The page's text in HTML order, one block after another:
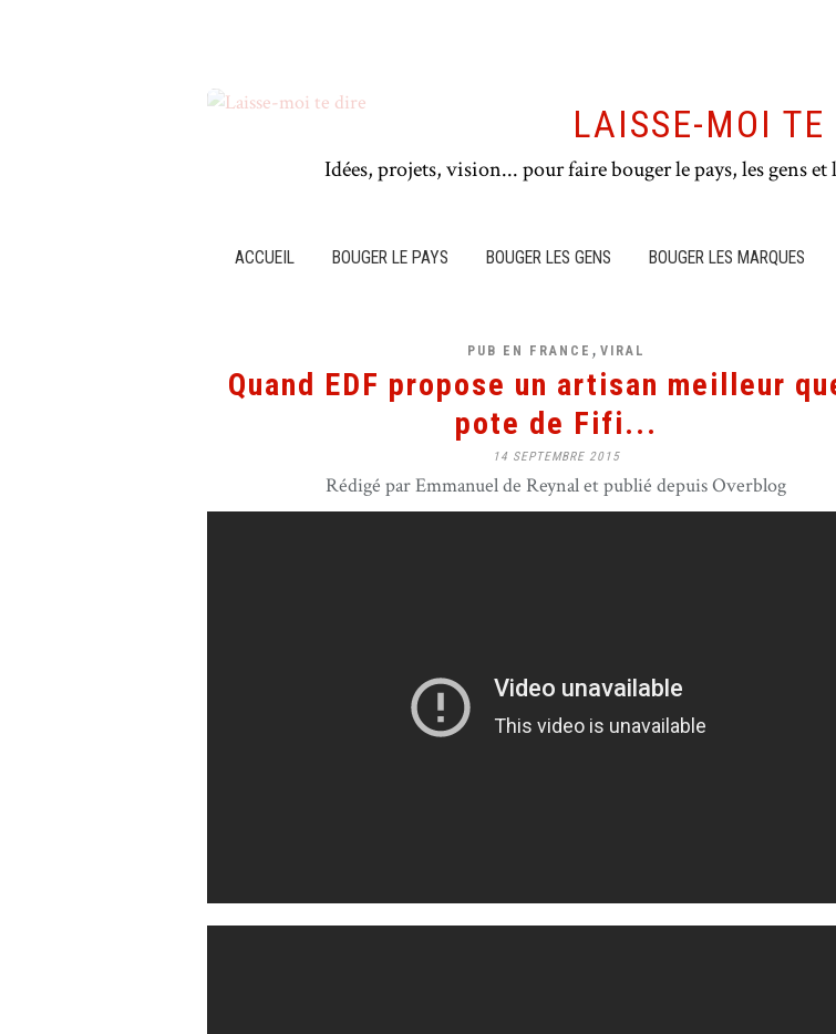
LAISSE-MOI TE
Idées, projets, vision... pour faire bouger le pays, les gens
ACCUEIL BOUGER LE PAYS BOUGER LES GENS BOUGER LES MARQUES
PUB EN FRANCE , VIRAL
Quand EDF propose un artisan meilleur
pote de Fifi...
14 SEPTEMBRE 2015
Rédigé par Emmanuel de Reynal et publié depuis Overblog